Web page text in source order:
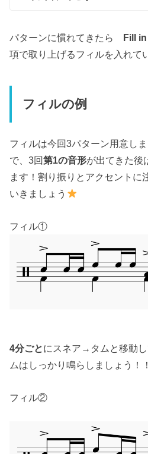
パターンに慣れてきたら Fill
項で取り上げるフィルを入れて
フィルの例
フィルは今回3パターン用意し
で、3回第1の音形が出てきた後
ます！割り振りとアクセントに
いきましょう
フィル①
4分ごとにスネア→タムと移動
ムはしっかり鳴らしましょう！！
フィル②